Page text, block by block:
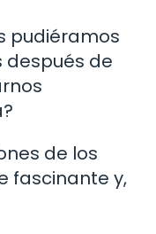
pudiéramos
de
de los
fascinante y,